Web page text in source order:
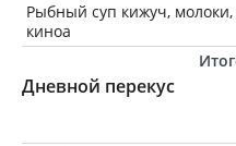
Рыбный суп кижуч, молоки,
киноа
Дневной перекус